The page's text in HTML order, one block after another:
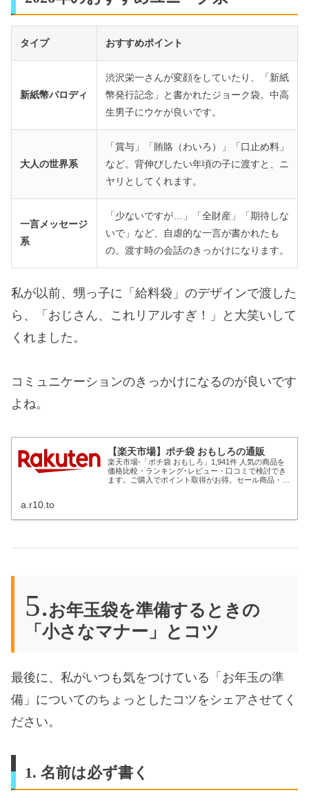
タイプ おすすめポイント
新紙幣パロディ
渋沢栄一さんが変顔をしていたり、「新紙
幣発行記念」と書かれたジョーク袋。中高
生男子にウケが良いです。
大人の世界系
「賞与」「賄賂（わいろ）」「口止め料」
など。背伸びしたい年頃の子に渡すと、ニ
ヤリとしてくれます。
一言メッセージ
系
「少ないですが…」「全財産」「期待しな
いで」など、自虐的な一言が書かれたも
の。渡す時の会話のきっかけになります。
私が以前、甥っ子に「給料袋」のデザインで渡した
ら、「おじさん、これリアルすぎ！」と大笑いして
くれました。
コミュニケーションのきっかけになるのが良いです
よね。
【楽天市場】ポチ袋 おもしろの通販
楽天市場-「ポチ袋 おもしろ」1,941件 人気の商品を
価格比較・ランキング･レビュー・口コミで検討でき
ます。ご購入でポイント取得がお得。セール商品・送
a.r10.to
お年玉袋を準備するときの
「小さなマナー」とコツ
最後に、私がいつも気をつけている「お年玉の準
備」についてのちょっとしたコツをシェアさせてく
ださい。
1. 名前は必ず書く